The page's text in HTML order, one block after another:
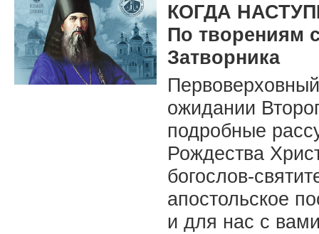
КОГДА
По творениям
Затворника
ожидании
подробные
Рождества
апостольское
и для нас с